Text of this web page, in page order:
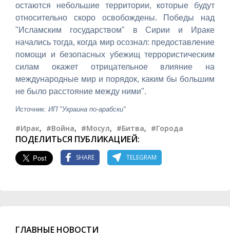
остаются небольшие территории, которые будут
относительно скоро освобождены. Победы над
"Исламским государством" в Сирии и Ираке
начались тогда, когда мир осознал: предоставление
помощи и безопасных убежищ террористическим
силам окажет отрицательное влияние на
международные мир и порядок, каким бы большим
не было расстояние между ними".
Источник: ИП "Украина по-арабски"
#Ирак, #Война, #Мосул, #Битва, #Города
ПОДЕЛИТЬСЯ ПУБЛИКАЦИЕЙ:
SHARE TELEGRAM
ГЛАВНЫЕ НОВОСТИ